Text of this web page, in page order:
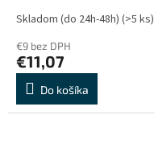
Skladom (do 24h-48h) (>5 ks)
€9 bez DPH
€11,07
Do košíka